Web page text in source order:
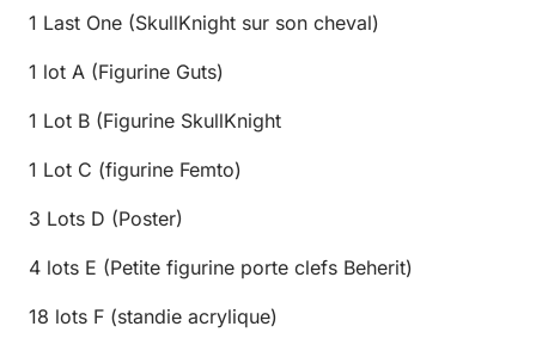
1 Last One (SkullKnight sur son cheval)
1 lot A (Figurine Guts)
1 Lot B (Figurine SkullKnight
1 Lot C (figurine Femto)
3 Lots D (Poster)
4 lots E (Petite figurine porte clefs Beherit)
18 lots F (standie acrylique)